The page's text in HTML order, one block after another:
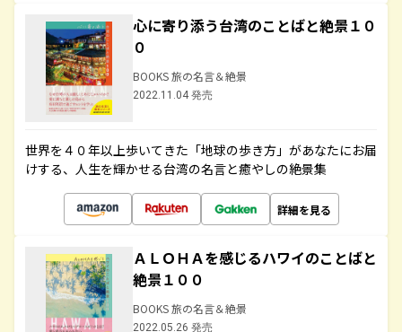
心に寄り添う台湾のことばと絶景１０
０
BOOKS 旅の名言＆絶景
2022.11.04 発売
世界を４０年以上歩いてきた「地球の歩き方」があなたにお届
けする、人生を輝かせる台湾の名言と癒やしの絶景集
詳細を見る
ＡＬＯＨＡを感じるハワイのことばと
絶景１００
BOOKS 旅の名言＆絶景
2022.05.26 発売